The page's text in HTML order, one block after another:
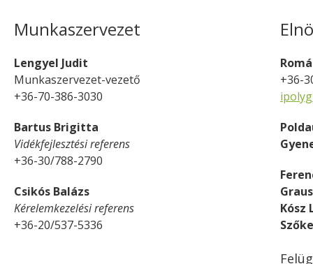
Munkaszervezet
Lengyel Judit
Munkaszervezet-vezető
+36-70-386-3030
Bartus Brigitta
Vidékfejlesztési referens
+36-30/788-2790
Csikós Balázs
Kérelemkezelési referens
+36-20/537-5336
+36-
Kósz